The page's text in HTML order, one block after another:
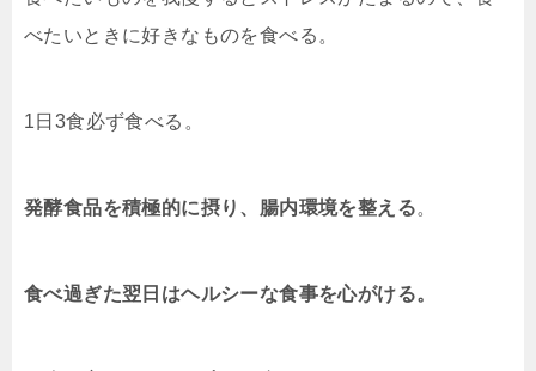
べたいときに好きなものを食べる。
1日3食必ず食べる。
発酵食品を積極的に摂り、腸内環境を整える。
食べ過ぎた翌日はヘルシーな食事を心がける。